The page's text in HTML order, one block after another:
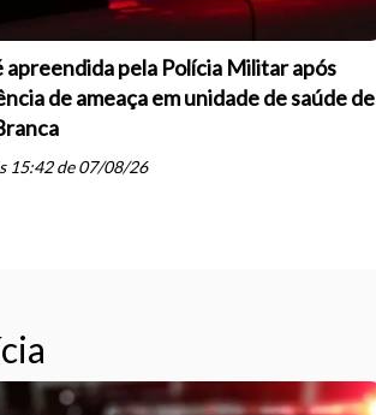
apreendida pela Polícia Militar após
de ameaça em unidade de saúde de
15:42 de 07/08/26